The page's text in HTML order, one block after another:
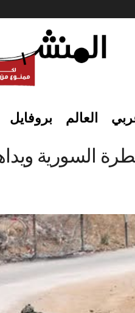
العالم بروفايل
السورية